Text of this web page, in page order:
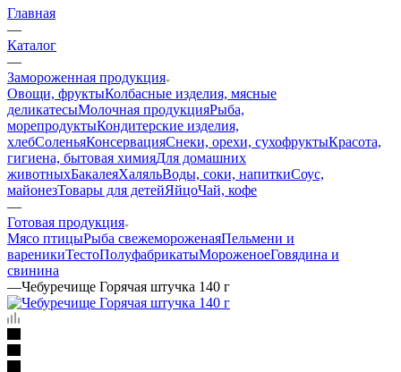
Главная
—
Каталог
—
Замороженная продукция
Овощи, фруктыКолбасные изделия, мясные
деликатесыМолочная продукцияРыба,
морепродуктыКондитерские изделия,
хлебСоленьяКонсервацияСнеки, орехи, сухофруктыКрасота,
гигиена, бытовая химияДля домашних
животныхБакалеяХаляльВоды, соки, напиткиСоус,
майонезТовары для детейЯйцоЧай, кофе
—
Готовая продукция
Мясо птицыРыба свежемороженаяПельмени и
вареникиТестоПолуфабрикатыМороженоеГовядина и
свинина
—Чебуречище Горячая штучка 140 г